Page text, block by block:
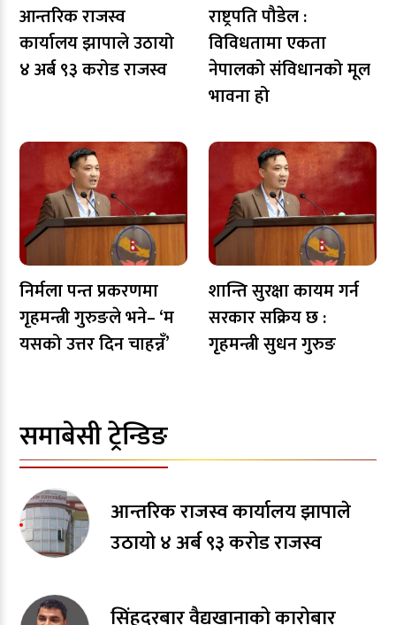
आन्तरिक राजस्व
कार्यालय झापाले उठायो
४ अर्ब ९३ करोड राजस्व
राष्ट्रपति पौडेल :
विविधतामा एकता
नेपालको संविधानको मूल
भावना हो
निर्मला पन्त प्रकरणमा
गृहमन्त्री गुरुङले भने– ‘म
यसको उत्तर दिन चाहन्नँ’
शान्ति सुरक्षा कायम गर्न
सरकार सक्रिय छ :
गृहमन्त्री सुधन गुरुङ
समाबेसी ट्रेन्डिङ
आन्तरिक राजस्व कार्यालय झापाले
उठायो ४ अर्ब ९३ करोड राजस्व
सिंहदरबार वैद्यखानाको कारोबार